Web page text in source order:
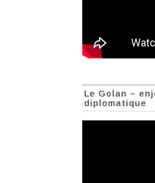
Le Golan –
diplomatique